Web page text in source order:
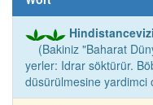
(Bakiniz "Baharat
yerler: Idrar söktürür.
düsürülmesine yardimci